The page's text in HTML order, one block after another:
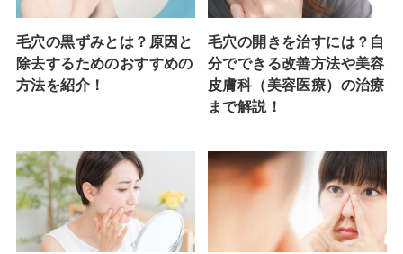
毛穴の黒ずみとは？原因と
除去するためのおすすめの
方法を紹介！
毛穴の開きを治すには？自
分でできる改善方法や美容
皮膚科（美容医療）の治療
まで解説！